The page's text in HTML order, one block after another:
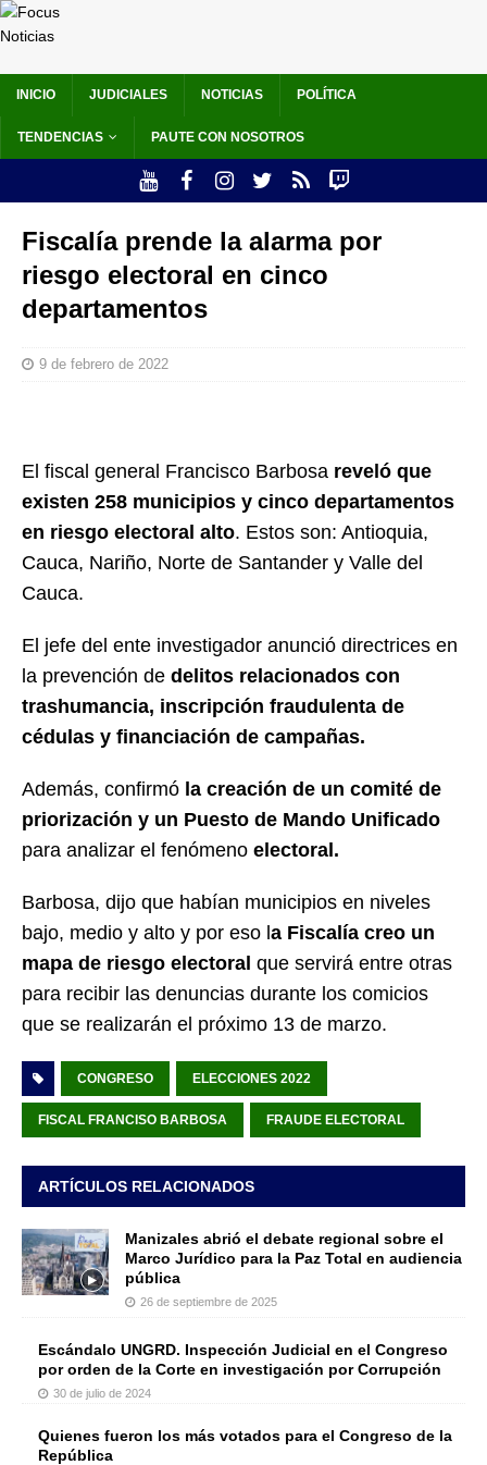
INICIO JUDICIALES NOTICIAS POLÍTICA
TENDENCIAS PAUTE CON NOSOTROS
Fiscalía prende la alarma por
riesgo electoral en cinco
departamentos
9 de febrero de 2022
El fiscal general Francisco Barbosa reveló que
existen 258 municipios y cinco departamentos
en riesgo electoral alto. Estos son: Antioquia,
Cauca, Nariño, Norte de Santander y Valle del
Cauca.
El jefe del ente investigador anunció directrices en
la prevención de delitos relacionados con
trashumancia, inscripción fraudulenta de
cédulas y financiación de campañas.
Además, confirmó la creación de un comité de
priorización y un Puesto de Mando Unificado
para analizar el fenómeno electoral.
Barbosa, dijo que habían municipios en niveles
bajo, medio y alto y por eso l a Fiscalía creo un
mapa de riesgo electoral que servirá entre otras
para recibir las denuncias durante los comicios
que se realizarán el próximo 13 de marzo.
CONGRESO ELECCIONES 2022
FISCAL FRANCISO BARBOSA FRAUDE ELECTORAL
ARTÍCULOS RELACIONADOS
Manizales abrió el debate regional sobre el
Marco Jurídico para la Paz Total en audiencia
pública
26 de septiembre de 2025
Escándalo UNGRD. Inspección Judicial en el Congreso
por orden de la Corte en investigación por Corrupción
30 de julio de 2024
Quienes fueron los más votados para el Congreso de la
República